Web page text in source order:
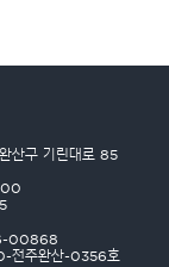
산구 기린대로 85
00868
전주완산-0356호